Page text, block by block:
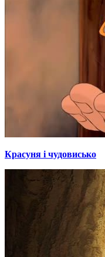
Красуня і чудовисько